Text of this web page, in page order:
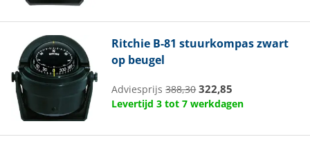
Ritchie B-81 stuurkompas zwart
op beugel
Adviesprijs388,30 322,85
Levertijd 3 tot 7 werkdagen